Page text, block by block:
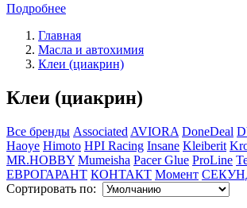
Подробнее
Главная
Масла и автохимия
Клеи (циакрин)
Клеи (циакрин)
Все бренды Associated AVIORA DoneDeal
Haoye Himoto HPI Racing Insane Kleiberit
MR.HOBBY Mumeisha Pacer Glue ProLine
ЕВРОГАРАНТ КОНТАКТ Момент
Сортировать по: